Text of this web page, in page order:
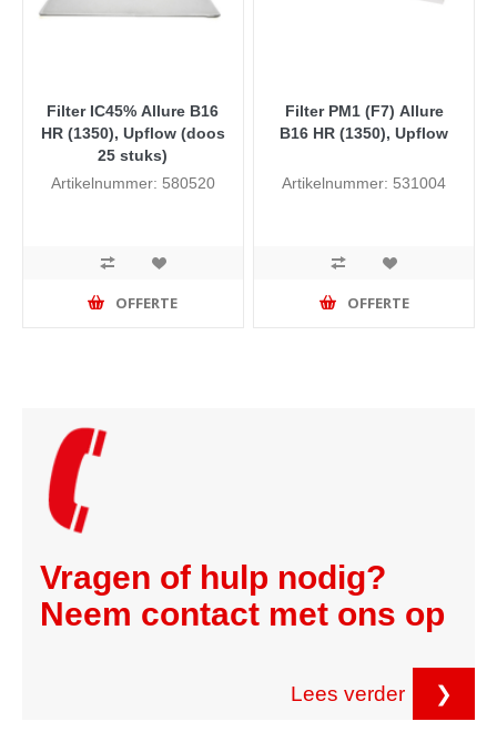
Filter IC45% Allure B16
HR (1350), Upflow (doos
25 stuks)
Artikelnummer: 580520
OFFERTE
Filter PM1 (F7) Allure
B16 HR (1350), Upflow
Artikelnummer: 531004
OFFERTE
Vragen of hulp nodig?
Neem contact met ons op
Lees verder ❯